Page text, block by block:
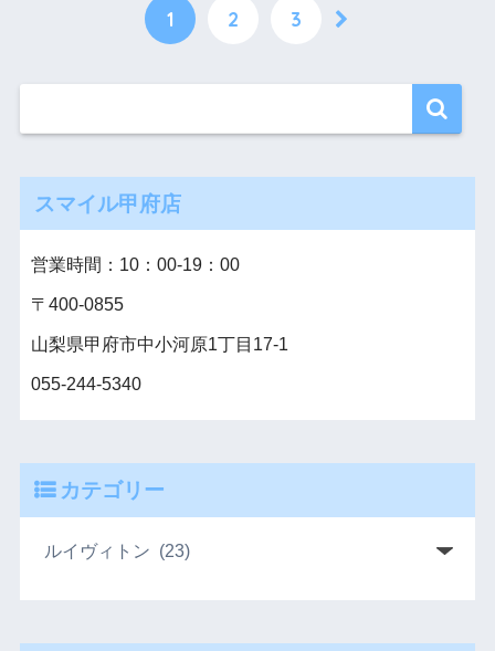
1 2 3
スマイル甲府店
営業時間：10：00‐19：00
〒400-0855
山梨県甲府市中小河原1丁目17-1
055-244-5340
カテゴリー